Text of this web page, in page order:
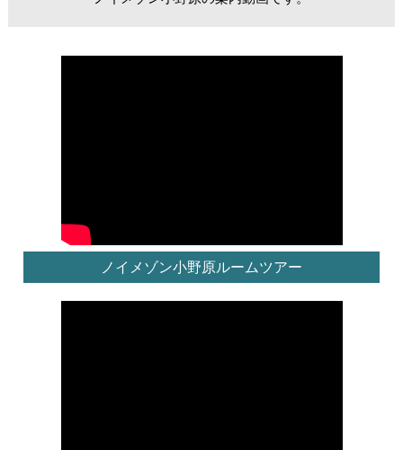
ノイメゾン小野原ルームツアー